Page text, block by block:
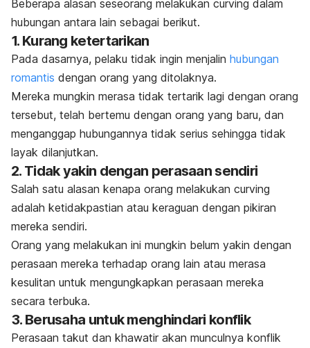
Beberapa alasan seseorang melakukan curving dalam
hubungan antara lain sebagai berikut.
1. Kurang ketertarikan
Pada dasarnya, pelaku tidak ingin menjalin hubungan
romantis dengan orang yang ditolaknya.
Mereka mungkin merasa tidak tertarik lagi dengan orang
tersebut, telah bertemu dengan orang yang baru, dan
menganggap hubungannya tidak serius sehingga tidak
layak dilanjutkan.
2. Tidak yakin dengan perasaan sendiri
Salah satu alasan kenapa orang melakukan curving
adalah ketidakpastian atau keraguan dengan pikiran
mereka sendiri.
Orang yang melakukan ini mungkin belum yakin dengan
perasaan mereka terhadap orang lain atau merasa
kesulitan untuk mengungkapkan perasaan mereka
secara terbuka.
3. Berusaha untuk menghindari konflik
Perasaan takut dan khawatir akan munculnya konflik